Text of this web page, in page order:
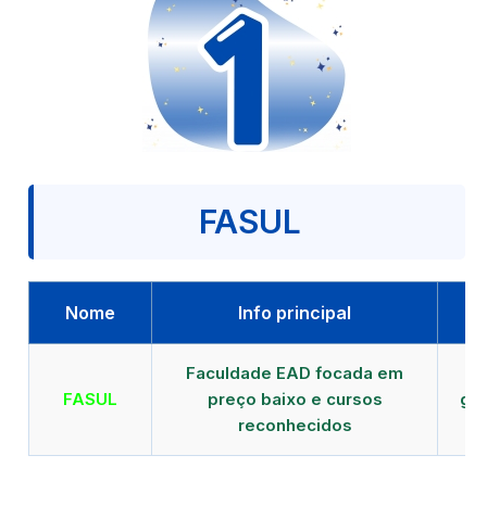
FASUL
Nome Info principal
FASUL
Faculdade EAD focada em
preço baixo e cursos
reconhecidos